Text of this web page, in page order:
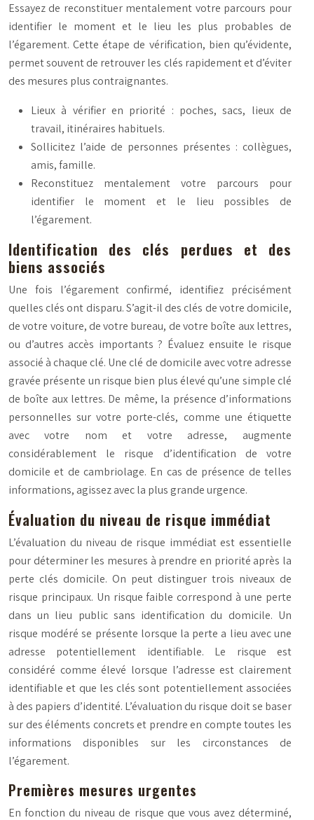
Essayez de reconstituer mentalement votre parcours pour
identifier le moment et le lieu les plus probables de
l’égarement. Cette étape de vérification, bien qu’évidente,
permet souvent de retrouver les clés rapidement et d’éviter
des mesures plus contraignantes.
Lieux à vérifier en priorité : poches, sacs, lieux de
travail, itinéraires habituels.
Sollicitez l’aide de personnes présentes : collègues,
amis, famille.
Reconstituez mentalement votre parcours pour
identifier le moment et le lieu possibles de
l’égarement.
Identification des clés perdues et des
biens associés
Une fois l’égarement confirmé, identifiez précisément
quelles clés ont disparu. S’agit-il des clés de votre domicile,
de votre voiture, de votre bureau, de votre boîte aux lettres,
ou d’autres accès importants ? Évaluez ensuite le risque
associé à chaque clé. Une clé de domicile avec votre adresse
gravée présente un risque bien plus élevé qu’une simple clé
de boîte aux lettres. De même, la présence d’informations
personnelles sur votre porte-clés, comme une étiquette
avec votre nom et votre adresse, augmente
considérablement le risque d’identification de votre
domicile et de cambriolage. En cas de présence de telles
informations, agissez avec la plus grande urgence.
Évaluation du niveau de risque immédiat
L’évaluation du niveau de risque immédiat est essentielle
pour déterminer les mesures à prendre en priorité après la
perte clés domicile. On peut distinguer trois niveaux de
risque principaux. Un risque faible correspond à une perte
dans un lieu public sans identification du domicile. Un
risque modéré se présente lorsque la perte a lieu avec une
adresse potentiellement identifiable. Le risque est
considéré comme élevé lorsque l’adresse est clairement
identifiable et que les clés sont potentiellement associées
à des papiers d’identité. L’évaluation du risque doit se baser
sur des éléments concrets et prendre en compte toutes les
informations disponibles sur les circonstances de
l’égarement.
Premières mesures urgentes
En fonction du niveau de risque que vous avez déterminé,